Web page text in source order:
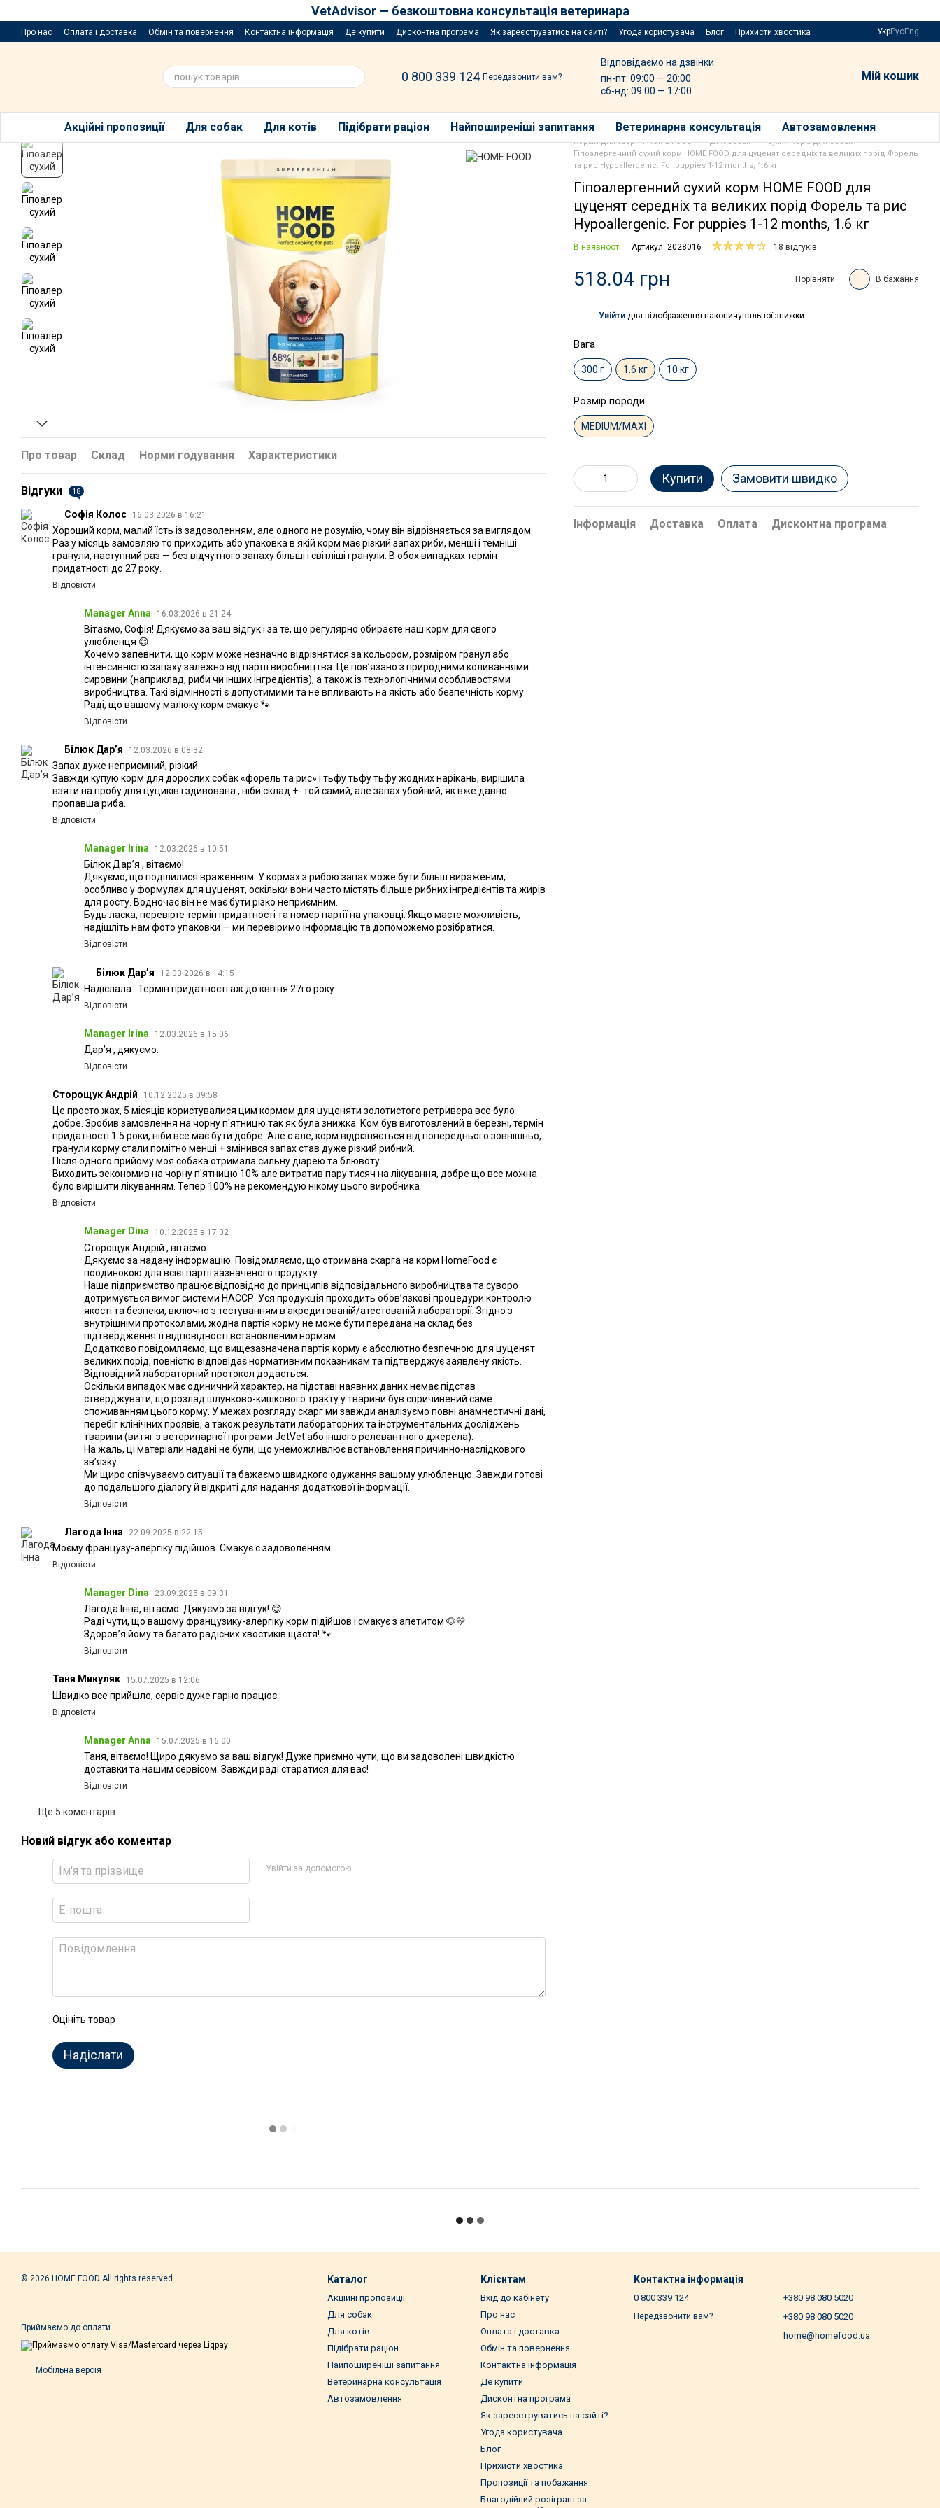
VetAdvisor — безкоштовна консультація ветеринара
Про нас Оплата і доставка Обмін та повернення Контактна інформація Де купити Дисконтна програма Як зареєструватись на сайті? Угода користувача Блог
Прихисти хвостика
УкрРусEng
0 800 339 124 Передзвонити вам?
Відповідаємо на дзвінки:
пн-пт: 09:00 — 20:00
сб-нд: 09:00 — 17:00
Мій кошик
Акційні пропозиції Для собак Для котів Підібрати раціон Найпоширеніші запитання Ветеринарна консультація Автозамовлення
Про товар Склад Норми годування Характеристики
Відгуки 18
Софія Колос 16.03.2026 в 16:21
Хороший корм, малий їсть із задоволенням, але одного не розумію, чому він відрізняється за виглядом.
Раз у місяць замовляю то приходить або упаковка в якій корм має різкий запах риби, менші і темніші
гранули, наступний раз — без відчутного запаху більші і світліші гранули. В обох випадках термін
придатності до 27 року.
Відповісти
Manager Anna 16.03.2026 в 21:24
Вітаємо, Софія! Дякуємо за ваш відгук і за те, що регулярно обираєте наш корм для свого
улюбленця 😊
Хочемо запевнити, що корм може незначно відрізнятися за кольором, розміром гранул або
інтенсивністю запаху залежно від партії виробництва. Це пов’язано з природними коливаннями
сировини (наприклад, риби чи інших інгредієнтів), а також із технологічними особливостями
виробництва. Такі відмінності є допустимими та не впливають на якість або безпечність корму.
Раді, що вашому малюку корм смакує 🐾
Відповісти
Білюк Дарʼя 12.03.2026 в 08:32
Запах дуже неприємний, різкий.
Завжди купую корм для дорослих собак «форель та рис» і тьфу тьфу тьфу жодних нарікань, вирішила
взяти на пробу для цуциків і здивована , ніби склад +- той самий, але запах убойний, як вже давно
пропавша риба.
Відповісти
Manager Irina 12.03.2026 в 10:51
Білюк Дарʼя , вітаємо!
Дякуємо, що поділилися враженням. У кормах з рибою запах може бути більш вираженим,
особливо у формулах для цуценят, оскільки вони часто містять більше рибних інгредієнтів та жирів
для росту. Водночас він не має бути різко неприємним.
Будь ласка, перевірте термін придатності та номер партії на упаковці. Якщо маєте можливість,
надішліть нам фото упаковки — ми перевіримо інформацію та допоможемо розібратися.
Відповісти
Білюк Дарʼя 12.03.2026 в 14:15
Надіслала . Термін придатності аж до квітня 27го року
Відповісти
Manager Irina 12.03.2026 в 15:06
Дарʼя , дякуємо.
Відповісти
Сторощук Андрій 10.12.2025 в 09:58
Це просто жах, 5 місяців користувалися цим кормом для цуценяти золотистого ретривера все було
добре. Зробив замовлення на чорну п'ятницю так як була знижка. Ком був виготовлений в березні, термін
придатності 1.5 роки, ніби все має бути добре. Але є але, корм відрізняється від попереднього зовнішньо,
гранули корму стали помітно менші + змінився запах став дуже різкий рибний.
Після одного прийому моя собака отримала сильну діарею та блювоту.
Виходить зекономив на чорну п'ятницю 10% але витратив пару тисяч на лікування, добре що все можна
було вирішити лікуванням. Тепер 100% не рекомендую нікому цього виробника
Відповісти
Manager Dina 10.12.2025 в 17:02
Сторощук Андрій , вітаємо.
Дякуємо за надану інформацію. Повідомляємо, що отримана скарга на корм HomeFood є
поодинокою для всієї партії зазначеного продукту.
Наше підприємство працює відповідно до принципів відповідального виробництва та суворо
дотримується вимог системи НАССР. Уся продукція проходить обов’язкові процедури контролю
якості та безпеки, включно з тестуванням в акредитованій/атестованій лабораторії. Згідно з
внутрішніми протоколами, жодна партія корму не може бути передана на склад без
підтвердження її відповідності встановленим нормам.
Додатково повідомляємо, що вищезазначена партія корму є абсолютно безпечною для цуценят
великих порід, повністю відповідає нормативним показникам та підтверджує заявлену якість.
Відповідний лабораторний протокол додається.
Оскільки випадок має одиничний характер, на підставі наявних даних немає підстав
стверджувати, що розлад шлунково-кишкового тракту у тварини був спричинений саме
споживанням цього корму. У межах розгляду скарг ми завжди аналізуємо повні анамнестичні дані,
перебіг клінічних проявів, а також результати лабораторних та інструментальних досліджень
тварини (витяг з ветеринарної програми JetVet або іншого релевантного джерела).
На жаль, ці матеріали надані не були, що унеможливлює встановлення причинно-наслідкового
зв’язку.
Ми щиро співчуваємо ситуації та бажаємо швидкого одужання вашому улюбленцю. Завжди готові
до подальшого діалогу й відкриті для надання додаткової інформації.
Відповісти
Лагода Інна 22.09.2025 в 22:15
Моєму французу-алергіку підійшов. Смакує с задоволенням
Відповісти
Manager Dina 23.09.2025 в 09:31
Лагода Інна, вітаємо. Дякуємо за відгук! 😊
Раді чути, що вашому французику-алергіку корм підійшов і смакує з апетитом 🐶💛
Здоров’я йому та багато радісних хвостиків щастя! 🐾
Відповісти
Таня Микуляк 15.07.2025 в 12:06
Швидко все прийшло, сервіс дуже гарно працює.
Відповісти
Manager Anna 15.07.2025 в 16:00
Таня, вітаємо! Щиро дякуємо за ваш відгук! Дуже приємно чути, що ви задоволені швидкістю
доставки та нашим сервісом. Завжди раді старатися для вас!
Відповісти
Ще 5 коментарів
Новий відгук або коментар
Увійти за допомогою
Оцініть товар
Надіслати
Корми для тварин HOME FOOD Для собак
Сухий корм для собак
Гіпоалергенний сухий корм HOME FOOD для цуценят середніх та великих порід Форель
та рис Hypoallergenic. For puppies 1-12 months, 1.6 кг
Гіпоалергенний сухий корм HOME FOOD для
цуценят середніх та великих порід Форель та рис
Hypoallergenic. For puppies 1-12 months, 1.6 кг
В наявності Артикул: 2028016 18 відгуків
518.04 грн Порівняти В бажання
Увійти для відображення накопичувальної знижки
Вага
300 г 1.6 кг 10 кг
Розмір породи
MEDIUM/MAXI
Купити Замовити швидко
Інформація Доставка Оплата Дисконтна програма
© 2026 HOME FOOD All rights reserved.
Приймаємо до оплати
Мобільна версія
Каталог
Акційні пропозиції
Для собак
Для котів
Підібрати раціон
Найпоширеніші запитання
Ветеринарна консультація
Автозамовлення
Клієнтам
Вхід до кабінету
Про нас
Оплата і доставка
Обмін та повернення
Контактна інформація
Де купити
Дисконтна програма
Як зареєструватись на сайті?
Угода користувача
Блог
Прихисти хвостика
Пропозиції та побажання
Благодійний розіграш за
Контактна інформація
0 800 339 124
Передзвонити вам?
+380 98 080 5020
+380 98 080 5020
home@homefood.ua